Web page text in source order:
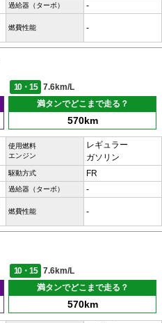
過給器（ターボ） -
燃費性能 -
10・15
7.6km/L
満タンでどこまで走る？
570km
使用燃料
エンジン
レギュラー
ガソリン
駆動方式 FR
過給器（ターボ） -
燃費性能 -
10・15
7.6km/L
満タンでどこまで走る？
570km